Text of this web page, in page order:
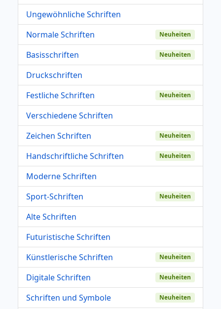
Ungewöhnliche Schriften
Normale Schriften
Neuheiten
Basisschriften Neuheiten
Druckschriften
Festliche Schriften
Neuheiten
Verschiedene Schriften
Zeichen Schriften
Neuheiten
Handschriftliche Schriften Neuheiten
Moderne Schriften
Sport-Schriften
Neuheiten
Alte Schriften
Futuristische Schriften
Künstlerische Schriften
Neuheiten
Digitale Schriften Neuheiten
Schriften und Symbole Neuheiten